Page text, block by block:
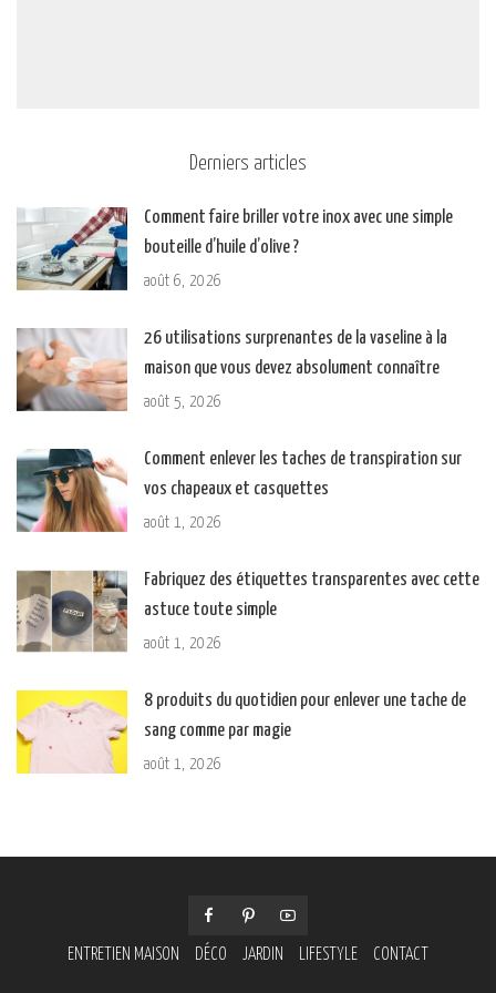
Derniers articles
Comment faire briller votre inox avec une simple
bouteille d’huile d’olive ?
août 6, 2026
26 utilisations surprenantes de la vaseline à la
maison que vous devez absolument connaître
août 5, 2026
Comment enlever les taches de transpiration sur
vos chapeaux et casquettes
août 1, 2026
Fabriquez des étiquettes transparentes avec cette
astuce toute simple
août 1, 2026
8 produits du quotidien pour enlever une tache de
sang comme par magie
août 1, 2026
ENTRETIEN MAISON DÉCO JARDIN LIFESTYLE CONTACT